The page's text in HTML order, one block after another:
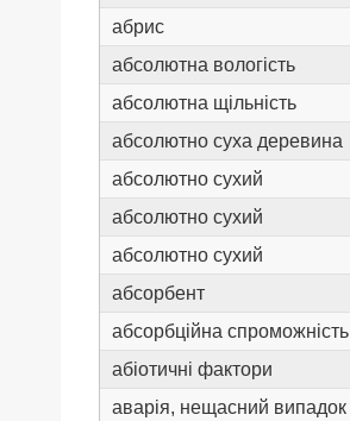
абрис
абсолютна вологість
абсолютна щільність
абсолютно суха деревина
абсолютно сухий
абсолютно сухий
абсолютно сухий
абсорбент
абсорбційна спроможність
абіотичні фактори
аварія, нещасний випадок